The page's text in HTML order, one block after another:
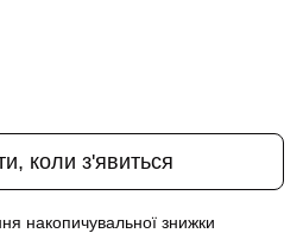
коли з'явиться
накопичувальної знижки